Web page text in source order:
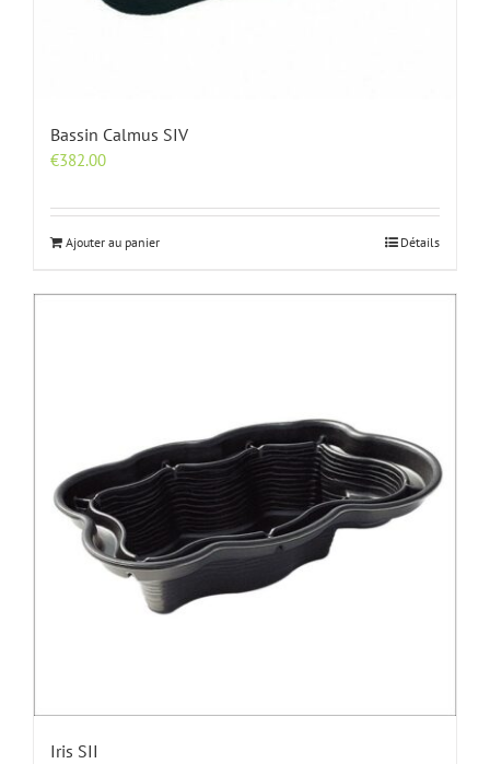
Bassin Calmus SIV
€382.00
Ajouter au panier Détails
Iris SII